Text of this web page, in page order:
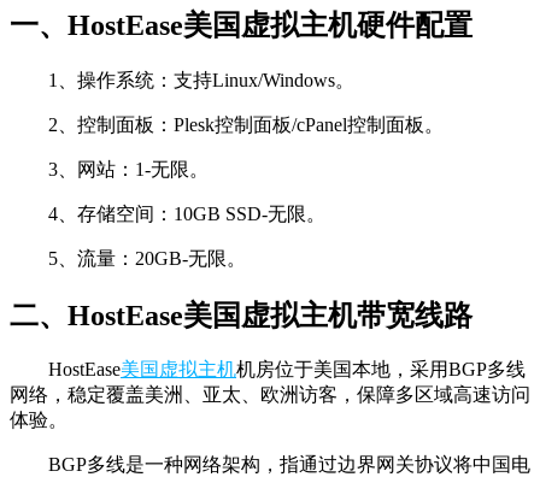
一、HostEase美国虚拟主机硬件配置
1、操作系统：支持Linux/Windows。
2、控制面板：Plesk控制面板/cPanel控制面板。
3、网站：1-无限。
4、存储空间：10GB SSD-无限。
5、流量：20GB-无限。
二、HostEase美国虚拟主机带宽线路
HostEase美国虚拟主机机房位于美国本地，采用BGP多线
网络，稳定覆盖美洲、亚太、欧洲访客，保障多区域高速访问
体验。
BGP多线是一种网络架构，指通过边界网关协议将中国电